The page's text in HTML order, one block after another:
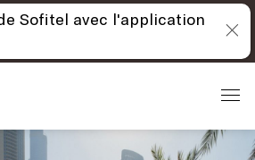
Sofitel avec l'application